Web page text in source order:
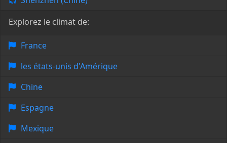
Explorez le climat de:
France
les états-unis d'Amérique
Chine
Espagne
Mexique